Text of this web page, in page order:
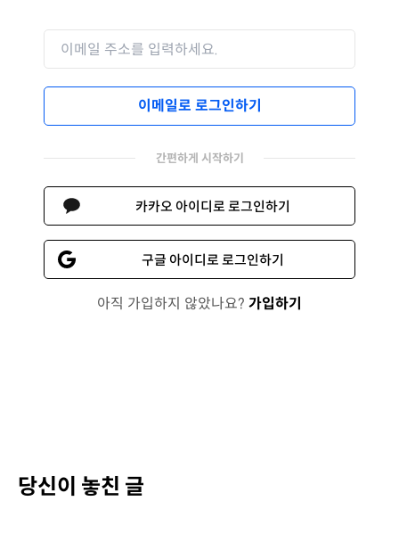
이메일로 로그인하기
간편하게 시작하기
카카오 아이디로 로그인하기
구글 아이디로 로그인하기
아직 가입하지 않았나요? 가입하기
당신이 놓친 글